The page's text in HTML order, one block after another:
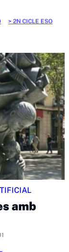
2N CICLE ESO
amb